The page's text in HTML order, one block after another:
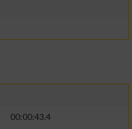
00:00:43.4